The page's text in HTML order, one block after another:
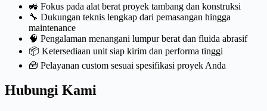
🚜 Fokus pada alat berat proyek tambang dan konstruksi
🔧 Dukungan teknis lengkap dari pemasangan hingga
maintenance
🧠 Pengalaman menangani lumpur berat dan fluida abrasif
📦 Ketersediaan unit siap kirim dan performa tinggi
🧰 Pelayanan custom sesuai spesifikasi proyek Anda
Hubungi Kami